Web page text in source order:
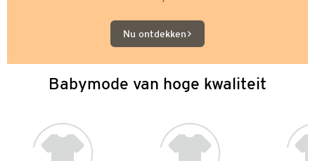
Nu ontdekken
Babymode van hoge kwaliteit